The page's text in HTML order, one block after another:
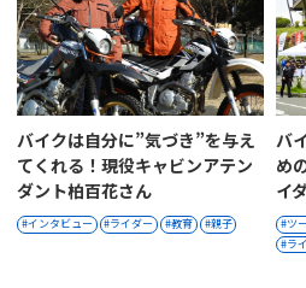
バイクは自分に”気づき”を与え
てくれる！現役キャビンアテン
ダント柏百花さん
インタビュー ライダー 教育 親子
バ
め
イ
ツ
ラ